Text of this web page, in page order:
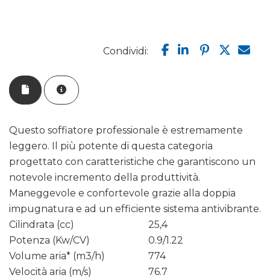
Condividi:
Questo soffiatore professionale è estremamente
leggero. Il più potente di questa categoria
progettato con caratteristiche che garantiscono un
notevole incremento della produttività.
Maneggevole e confortevole grazie alla doppia
impugnatura e ad un efficiente sistema antivibrante.
Cilindrata (cc)
25,4
Potenza (Kw/CV)
0.9/1.22
Volume aria* (m3/h)
774
Velocità aria (m/s)
76.7